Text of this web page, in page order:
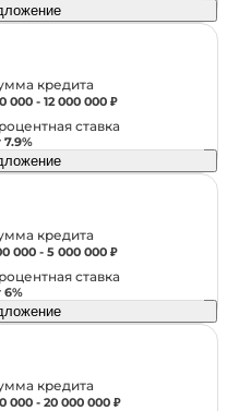
рук
кредита
000 - 12 000 000 ₽
ставка
7.9%
кредита
000 - 5 000 000 ₽
ставка
6%
кредита
000 - 20 000 000 ₽